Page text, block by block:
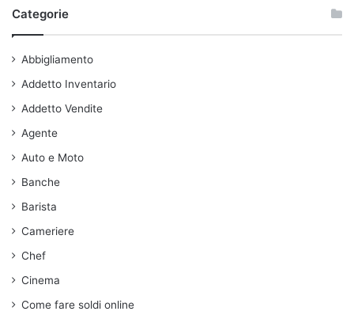
Categorie
Abbigliamento
Addetto Inventario
Addetto Vendite
Agente
Auto e Moto
Banche
Barista
Cameriere
Chef
Cinema
Come fare soldi online